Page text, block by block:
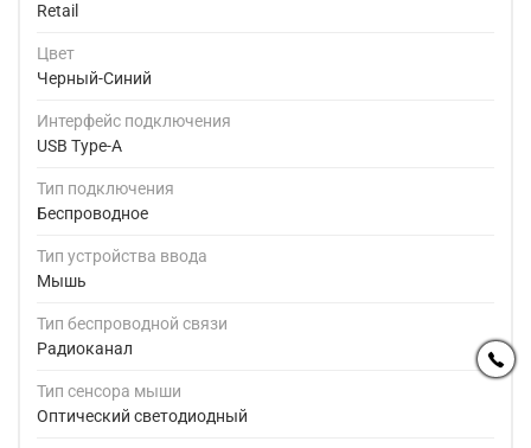
Retail
Цвет
Черный-Синий
Интерфейс подключения
USB Type-A
Тип подключения
Беспроводное
Тип устройства ввода
Мышь
Тип беспроводной связи
Радиоканал
Тип сенсора мыши
Оптический светодиодный